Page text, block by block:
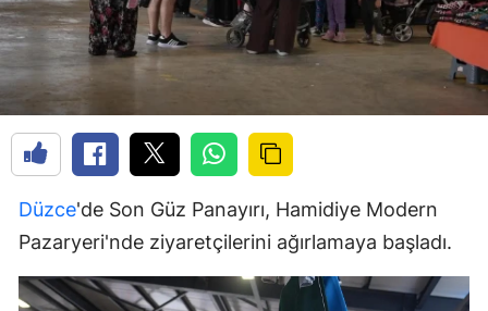
Düzce'de Son Güz Panayırı, Hamidiye Modern
Pazaryeri'nde ziyaretçilerini ağırlamaya başladı.